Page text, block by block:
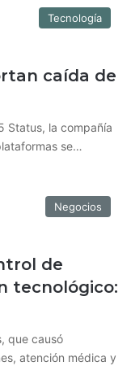
Tecnología
caída de
Status, la compañía
se…
Negocios
de
tecnológico:
que causó
atención médica y